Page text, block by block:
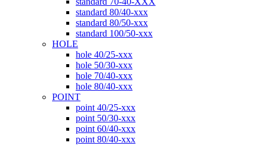
standard 80/40-xxx
standard 80/50-xxx
standard 100/50-xxx
HOLE
hole 40/25-xxx
hole 50/30-xxx
hole 70/40-xxx
hole 80/40-xxx
POINT
point 40/25-xxx
point 50/30-xxx
point 60/40-xxx
point 80/40-xxx